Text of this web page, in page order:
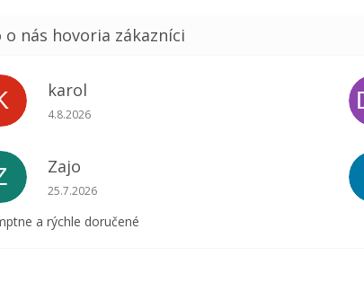
karol
Hodnotenie obchodu je 5 z 5 hviezdičiek.
4.8.2026
Zajo
Hodnotenie obchodu je 5 z 5 hviezdičiek.
25.7.2026
a rýchle doručené